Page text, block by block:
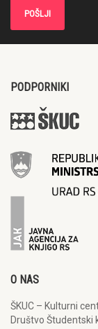
PODPORNIKI
O NAS
ŠKUC – Kulturni
Društvo Študentski